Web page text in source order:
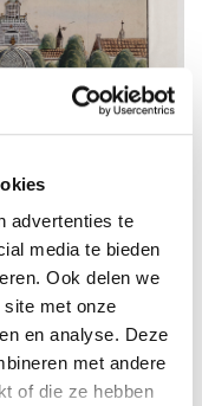
advertenties te
media te bieden
Ook delen we
met onze
en analyse. Deze
met andere
of die ze hebben
het statige Hooger-Lust.
toebehoorende Juffr. van der
Prenten en tekeningen
voor RTV